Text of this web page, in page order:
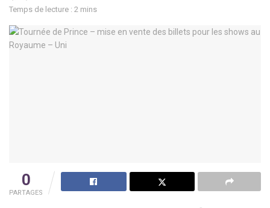
Temps de lecture : 2 mins
0
PARTAGES